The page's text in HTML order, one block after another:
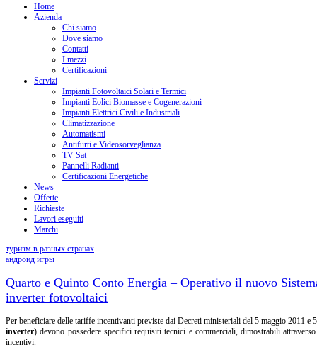
Home
Azienda
Chi siamo
Dove siamo
Contatti
I mezzi
Certificazioni
Servizi
Impianti Fotovoltaici Solari e Termici
Impianti Eolici Biomasse e Cogenerazioni
Impianti Elettrici Civili e Industriali
Climatizzazione
Automatismi
Antifurti e Videosorveglianza
TV Sat
Pannelli Radianti
Certificazioni Energetiche
News
Offerte
Richieste
Lavori eseguiti
Marchi
туризм в разных странах
андроид игры
Quarto e Quinto Conto Energia – Operativo il nuovo
inverter fotovoltaici
Per beneficiare delle tariffe incentivanti previste dai Decreti ministeriali del 5 maggio 2011
inverter) devono possedere specifici requisiti tecnici e commerciali, dimostrabili
incentivi.